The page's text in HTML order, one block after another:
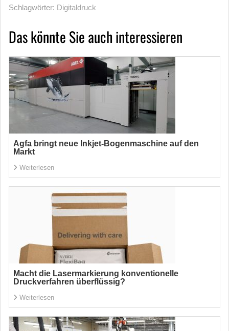
Schlagwörter: Digitaldruck
Das könnte Sie auch interessieren
Agfa bringt neue Inkjet-Bogenmaschine auf den
Markt
Weiterlesen
Macht die Lasermarkierung konventionelle
Druckverfahren überflüssig?
Weiterlesen